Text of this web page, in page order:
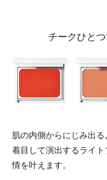
チークひと
肌の内側からにじみ出
着目して演出するライト
情を叶えます。